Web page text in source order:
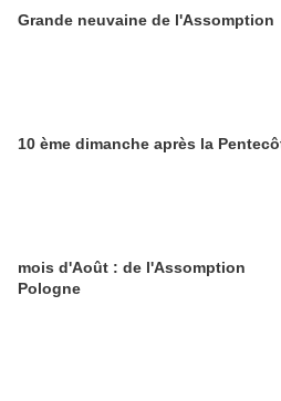
Grande neuvaine de l'Assomption
10 ème dimanche après la
mois d'Août : de l'Assomption
Pologne